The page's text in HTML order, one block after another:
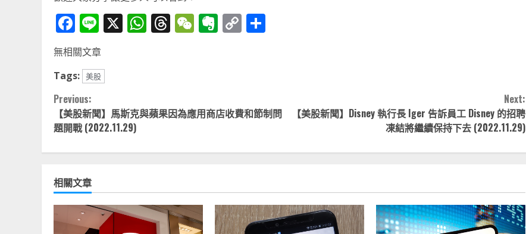
Facebook
Line
X WhatsApp
Threads
WeChat
Evernote
Copy
無相關文章
Tags: 美股
Continue
Reading
Previous:
【美股新聞】馬斯克與蘋果因為應用商店收費和節制問
題開戰 (2022.11.29)
Next:
【美股新聞】Disney 執行長 Iger 告訴員工 Disney 的招聘
凍結將繼續保持下去 (2022.11.29)
相關文章